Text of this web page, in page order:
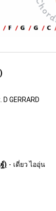
GERRARD
) - เดี่ยว ไออุ่น